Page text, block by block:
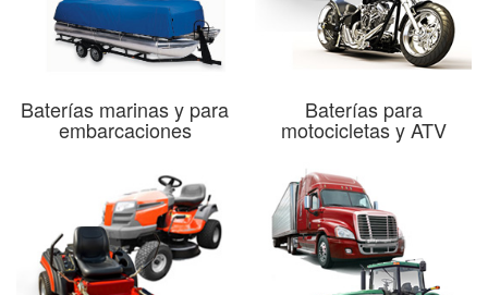
Baterías marinas y para
embarcaciones
Baterías para
motocicletas y ATV